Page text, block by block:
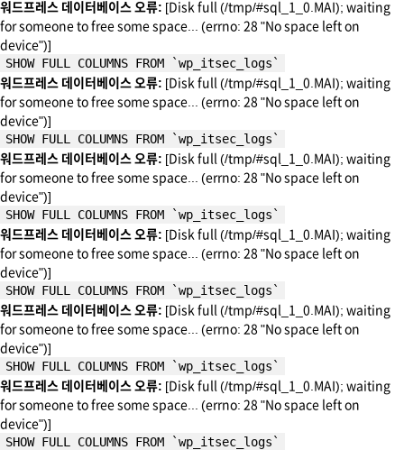
워드프레스 데이터베이스 오류: [Disk full (/tmp/#sql_1_0.MAI); waiting
for someone to free some space... (errno: 28 "No space left on
device")]
SHOW FULL COLUMNS FROM `wp_itsec_logs`
워드프레스 데이터베이스 오류: [Disk full (/tmp/#sql_1_0.MAI); waiting
for someone to free some space... (errno: 28 "No space left on
device")]
SHOW FULL COLUMNS FROM `wp_itsec_logs`
워드프레스 데이터베이스 오류: [Disk full (/tmp/#sql_1_0.MAI); waiting
for someone to free some space... (errno: 28 "No space left on
device")]
SHOW FULL COLUMNS FROM `wp_itsec_logs`
워드프레스 데이터베이스 오류: [Disk full (/tmp/#sql_1_0.MAI); waiting
for someone to free some space... (errno: 28 "No space left on
device")]
SHOW FULL COLUMNS FROM `wp_itsec_logs`
워드프레스 데이터베이스 오류: [Disk full (/tmp/#sql_1_0.MAI); waiting
for someone to free some space... (errno: 28 "No space left on
device")]
SHOW FULL COLUMNS FROM `wp_itsec_logs`
워드프레스 데이터베이스 오류: [Disk full (/tmp/#sql_1_0.MAI); waiting
for someone to free some space... (errno: 28 "No space left on
device")]
SHOW FULL COLUMNS FROM `wp_itsec_logs`